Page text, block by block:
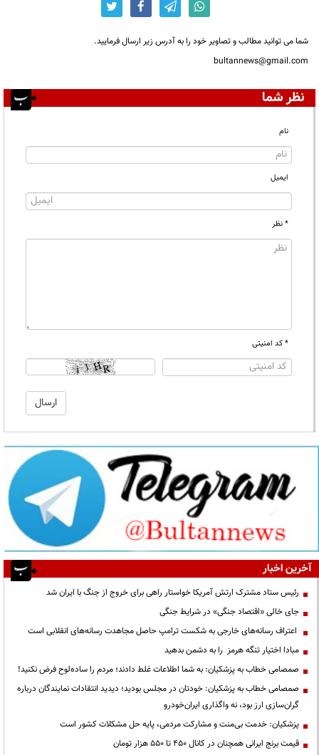
شما می توانید مطالب و تصاویر خود را به آدرس زیر ارسال فرمایید.
bultannews@gmail.com
نظر شما
نام
ایمیل
* نظر
* کد امنیتی
آخرین اخبار
رئیس ستاد مشترک ارتش آمریکا خواستار راهی برای خروج از جنگ با ایران شد
جای خالی «اقتصاد جنگی» در شرایط جنگی
اعتراف رسانه‌های خارجی به شکست ترامپ حاصل مجاهدت رسانه‌های انقلابی است
مبادا اختیار تنگه هرمز را به دشمن بدهید
صمصامی خطاب به پزشکیان: به شما اطلاعات غلط دادند؛ مردم را ساده‌لوح فرض نکنید!
صمصامی خطاب به پزشکیان: خودتان در مجلس بودید؛ دیدید انتقادات نمایندگان درباره
گران‌سازی ارز بود، نه واگذاری ایران‌خودرو
پزشکیان: خدمت بی‌منت و مشارکت مردمی، پایه حل مشکلات کشور است
قیمت‌ برنج ایرانی همچنان در کانال ۴۵۰ تا ۵۵۰ هزار تومان